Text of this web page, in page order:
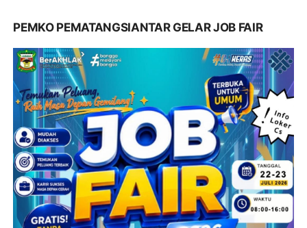
PEMKO PEMATANGSIANTAR GELAR JOB FAIR